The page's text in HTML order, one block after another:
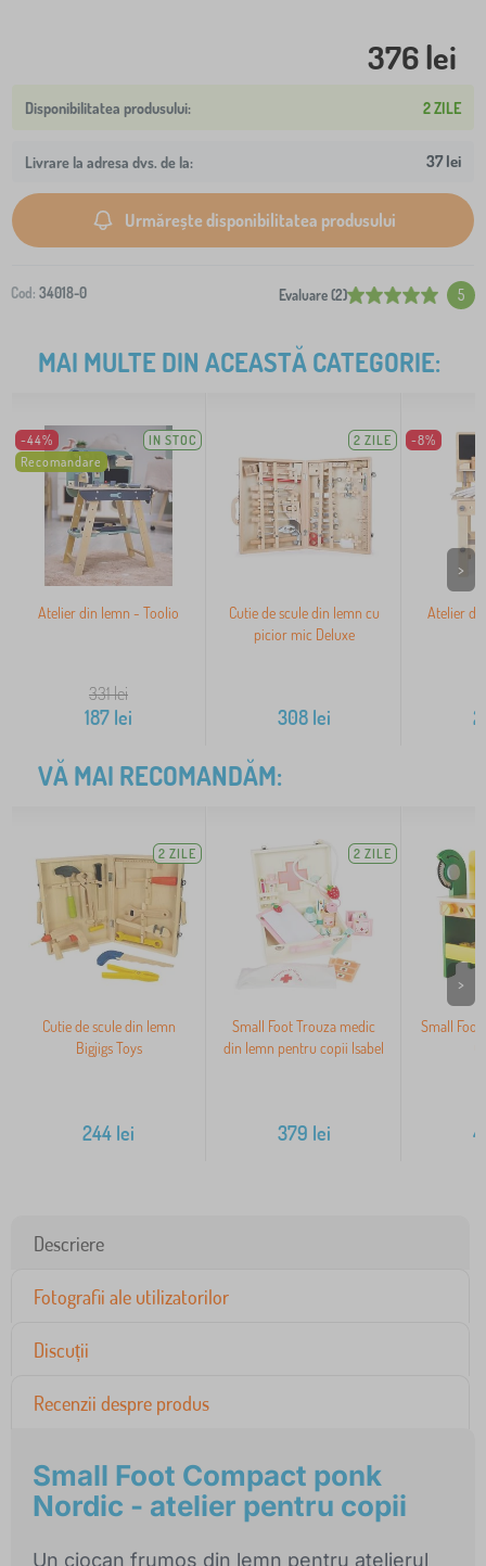
376 lei
2 ZILE
Livrare la adresa dvs. de la: 37 lei
Urmărește disponibilitatea produsului
Cod: 34018-0 Evaluare (2) 5
MAI MULTE DIN ACEASTĂ CATEGORIE:
-44%
Recomandare
IN STOC
Atelier din lemn - Toolio
331lei
187 lei
2 ZILE
Cutie de scule din lemn cu
picior mic Deluxe
308lei
-8%
Atelier
>
VĂ MAI RECOMANDĂM:
2 ZILE
Cutie de scule din lemn
Bigjigs Toys
244 lei
2 ZILE
Small Foot Trouza medic
din lemn pentru copii Isabel
379 lei
Small Foot
>
Descriere
Fotografii ale utilizatorilor
Discuții
Recenzii despre produs
Small Foot Compact ponk
Nordic - atelier pentru copii
Un ciocan frumos din lemn pentru atelierul